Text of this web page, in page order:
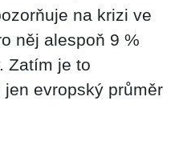
na krizi ve
něj alespoň 9 %
Zatím je to
evropský průměr